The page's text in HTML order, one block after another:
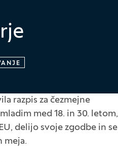
razpis za čezmejne
med 18. in 30. letom,
delijo svoje zgodbe in se
meja.